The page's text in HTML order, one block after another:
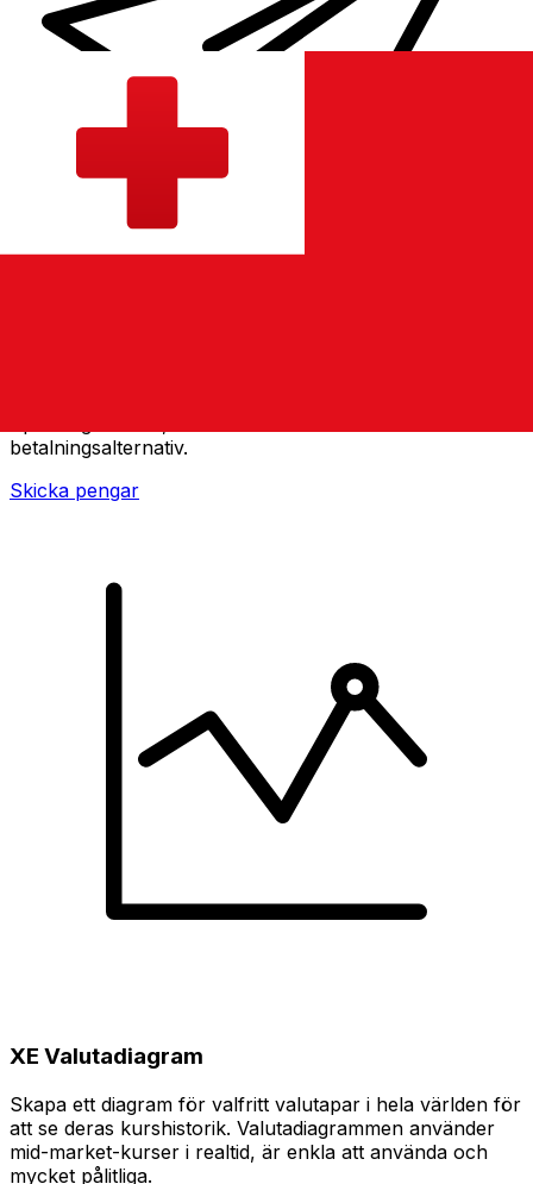
betalningsalternativ.
Skicka pengar
XE Valutadiagram
Skapa ett diagram för valfritt valutapar i hela världen för
att se deras kurshistorik. Valutadiagrammen använder
mid-market-kurser i realtid, är enkla att använda och
mycket pålitliga.